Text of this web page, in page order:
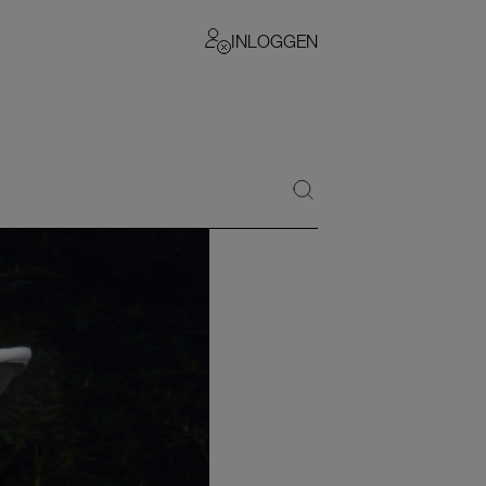
INLOGGEN